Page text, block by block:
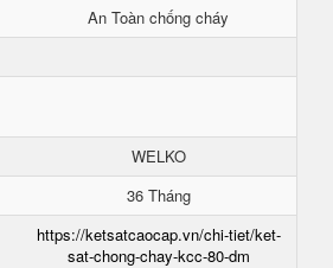
An Toàn chống cháy
WELKO
36 Tháng
https://ketsatcaocap.vn/chi-tiet/ket-
sat-chong-chay-kcc-80-dm